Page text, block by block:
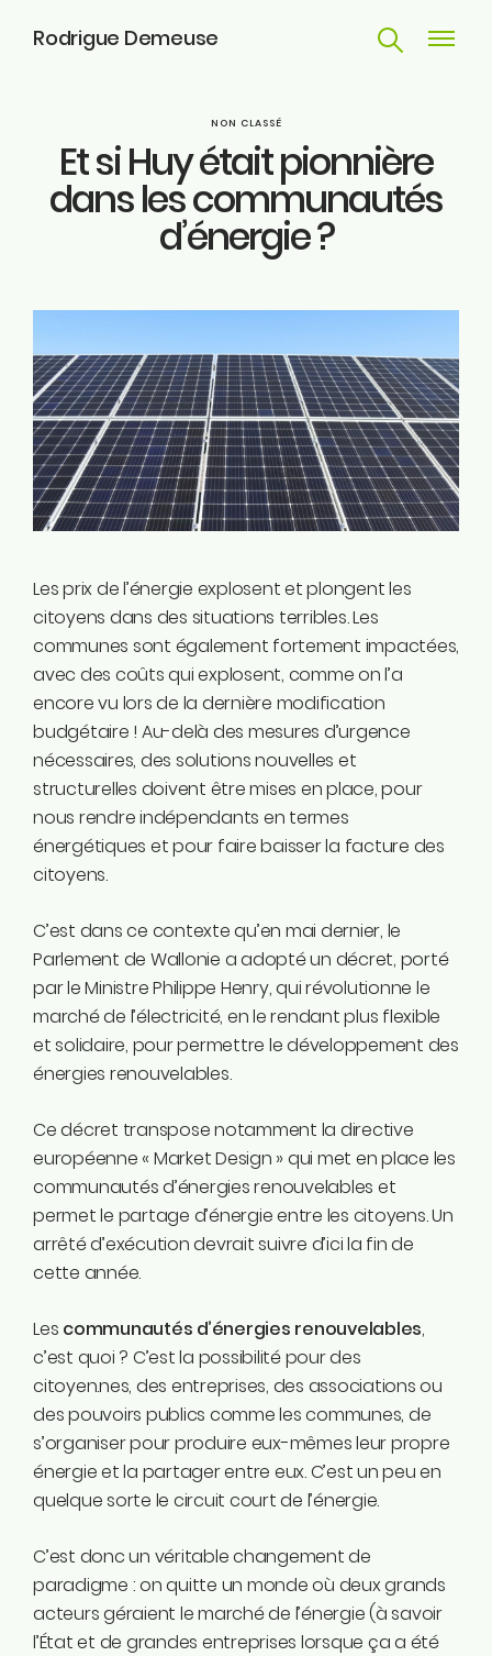
Rodrigue Demeuse
Parcours
Engagements
Actualités
Huy
Contact
ME SUIVRE
Facebook
Instagram
Twitter
Youtube
Ecolo.be
ME CONTACTER
Rodrigue Demeuse
12/51 Avenue de Batta
4500 Huy
Téléphone
Email
rodrigue.demeuse@ecolo.be
NON CLASSÉ
Et si Huy était pionnière
dans les communautés
d’énergie ?
Les prix de l’énergie explosent et plongent les
citoyens dans des situations terribles. Les
communes sont également fortement impactées,
avec des coûts qui explosent, comme on l’a
encore vu lors de la dernière modification
budgétaire ! Au-delà des mesures d’urgence
nécessaires, des solutions nouvelles et
structurelles doivent être mises en place, pour
nous rendre indépendants en termes
énergétiques et pour faire baisser la facture des
citoyens.
C’est dans ce contexte qu’en mai dernier, le
Parlement de Wallonie a adopté un décret, porté
par le Ministre Philippe Henry, qui révolutionne le
marché de l’électricité, en le rendant plus flexible
et solidaire, pour permettre le développement des
énergies renouvelables.
Ce décret transpose notamment la directive
européenne « Market Design » qui met en place les
communautés d’énergies renouvelables et
permet le partage d’énergie entre les citoyens. Un
arrêté d’exécution devrait suivre d’ici la fin de
cette année.
Les communautés d’énergies renouvelables,
c’est quoi ? C’est la possibilité pour des
citoyen.nes, des entreprises, des associations ou
des pouvoirs publics comme les communes, de
s’organiser pour produire eux-mêmes leur propre
énergie et la partager entre eux. C’est un peu en
quelque sorte le circuit court de l’énergie.
C’est donc un véritable changement de
paradigme : on quitte un monde où deux grands
acteurs géraient le marché de l’énergie (à savoir
l’État et de grandes entreprises lorsque ça a été